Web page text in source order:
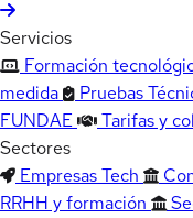
Servicios
Formación
medida
Pruebas
FUNDAE
Tarifas y
Sectores
Empresas Tech
RRHH y formación